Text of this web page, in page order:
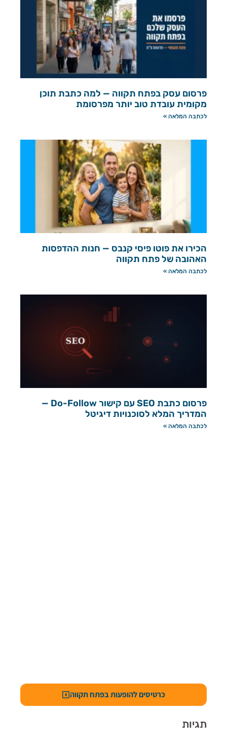
פרסום עסק בפתח תקווה — למה כתבת תוכן
מקומית עובדת טוב יותר מפרסומת
לכתבה המלאה »
הכירו את פוטו פיסי קנבס — חנות ההדפסות
האהובה של פתח תקווה
לכתבה המלאה »
פרסום כתבת SEO עם קישור Do-Follow —
המדריך המלא לסוכנויות דיגיטל
לכתבה המלאה »
כרטיסים להופעות בפתח תקווה
תגיות